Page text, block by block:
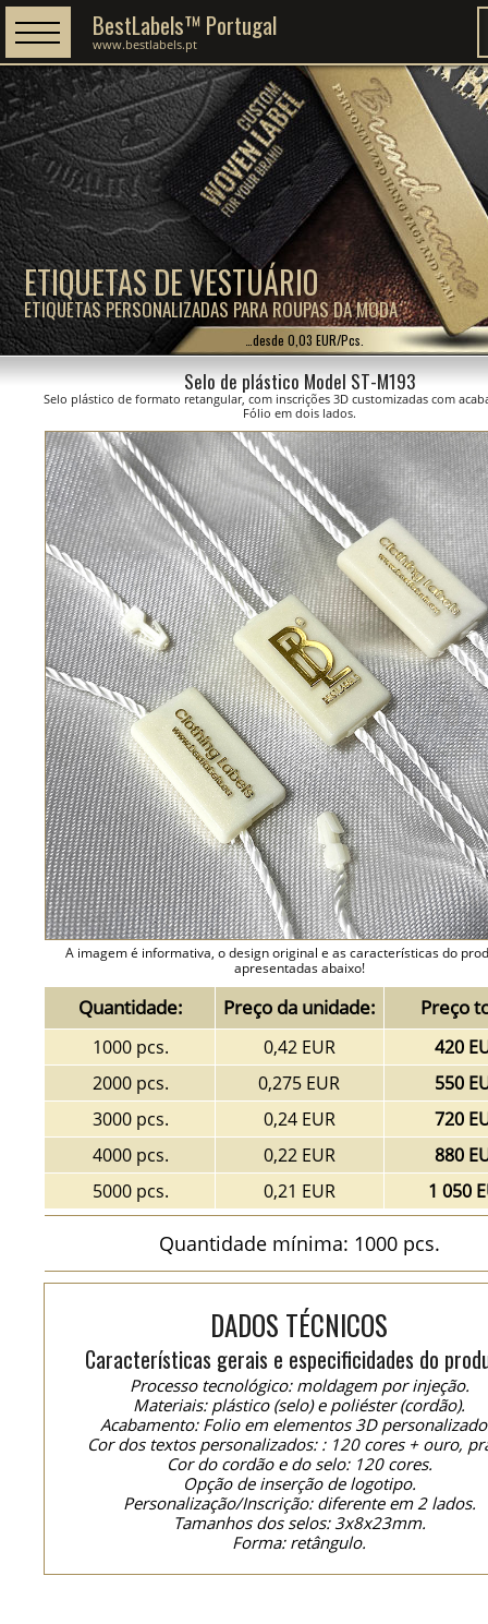
ETIQUETAS DE VESTUÁRIO
ETIQUETAS PERSONALIZADAS PARA ROUPAS DA MODA
BestLabels™ Portugal
www.bestlabels.pt
…desde 0,03 EUR/Pcs.
Selo de plástico Model ST-M193
Selo plástico de formato retangular, com inscrições 3D customizadas com
Fólio em dois lados.
A imagem é informativa, o design original e as características do
apresentadas abaixo!
Quantidade: Preço da unidade: Preço
1000 pcs. 0,42 EUR
420
2000 pcs.
0,275 EUR
550
3000 pcs.
0,24 EUR
720
4000 pcs.
0,22 EUR
880
5000 pcs.
0,21 EUR 1 050
Quantidade mínima: 1000 pcs.
DADOS TÉCNICOS
Características gerais e especificidades do
Processo tecnológico: moldagem por injeção.
Materiais: plástico (selo) e poliéster (cordão).
Acabamento: Folio em elementos 3D
Cor dos textos personalizados: : 120 cores + ouro,
Cor do cordão e do selo: 120 cores.
Opção de inserção de logotipo.
Personalização/Inscrição: diferente em 2 lados.
Tamanhos dos selos: 3x8x23mm.
Forma: retângulo.